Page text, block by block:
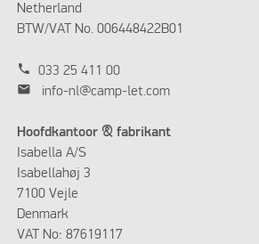
Netherland
BTW/VAT No. 006448422B01
phone 033 25 411 00
mail info-nl@camp-let.com
Hoofdkantoor & fabrikant
Isabella A/S
Isabellahøj 3
7100 Vejle
Denmark
VAT No: 87619117